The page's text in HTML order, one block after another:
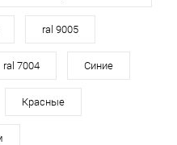
ral 9005
ral 7004 Синие
Красные